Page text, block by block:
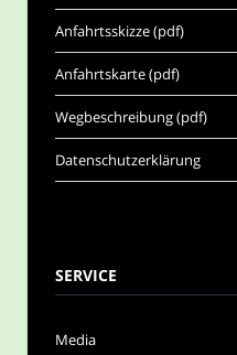
Anfahrtsskizze (pdf)
Anfahrtskarte (pdf)
Wegbeschreibung (pdf)
Datenschutzerklärung
SERVICE
Media